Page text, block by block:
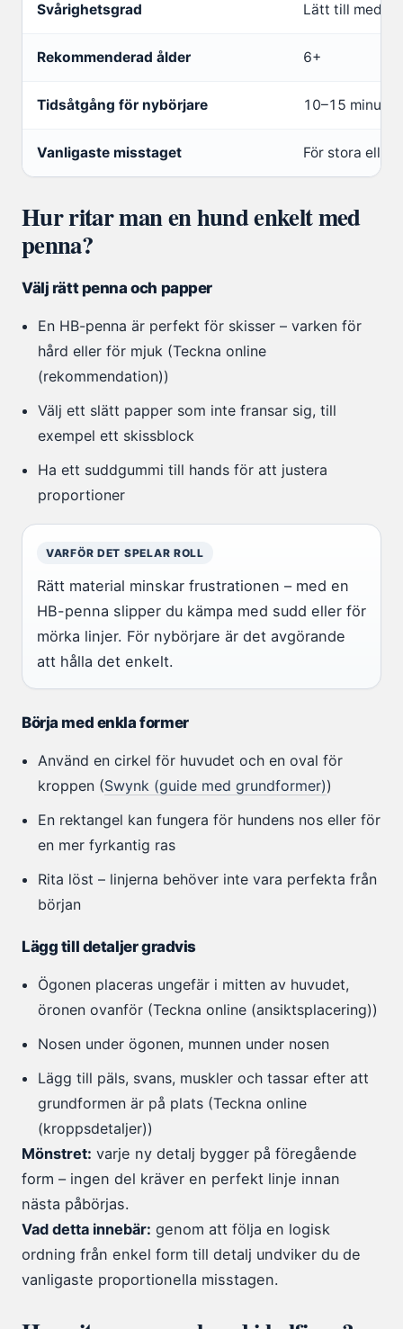
Svårighetsgrad Lätt till medel
Rekommenderad ålder 6+
Tidsåtgång för nybörjare 10–15 minuter
Vanligaste misstaget För stora eller
Hur ritar man en hund enkelt med
penna?
Välj rätt penna och papper
En HB-penna är perfekt för skisser – varken för
hård eller för mjuk (Teckna online
(rekommendation))
Välj ett slätt papper som inte fransar sig, till
exempel ett skissblock
Ha ett suddgummi till hands för att justera
proportioner
VARFÖR DET SPELAR ROLL
Rätt material minskar frustrationen – med en
HB-penna slipper du kämpa med sudd eller för
mörka linjer. För nybörjare är det avgörande
att hålla det enkelt.
Börja med enkla former
Använd en cirkel för huvudet och en oval för
kroppen (Swynk (guide med grundformer))
En rektangel kan fungera för hundens nos eller för
en mer fyrkantig ras
Rita löst – linjerna behöver inte vara perfekta från
början
Lägg till detaljer gradvis
Ögonen placeras ungefär i mitten av huvudet,
öronen ovanför (Teckna online (ansiktsplacering))
Nosen under ögonen, munnen under nosen
Lägg till päls, svans, muskler och tassar efter att
grundformen är på plats (Teckna online
(kroppsdetaljer))
Mönstret: varje ny detalj bygger på föregående
form – ingen del kräver en perfekt linje innan
nästa påbörjas.
Vad detta innebär: genom att följa en logisk
ordning från enkel form till detalj undviker du de
vanligaste proportionella misstagen.